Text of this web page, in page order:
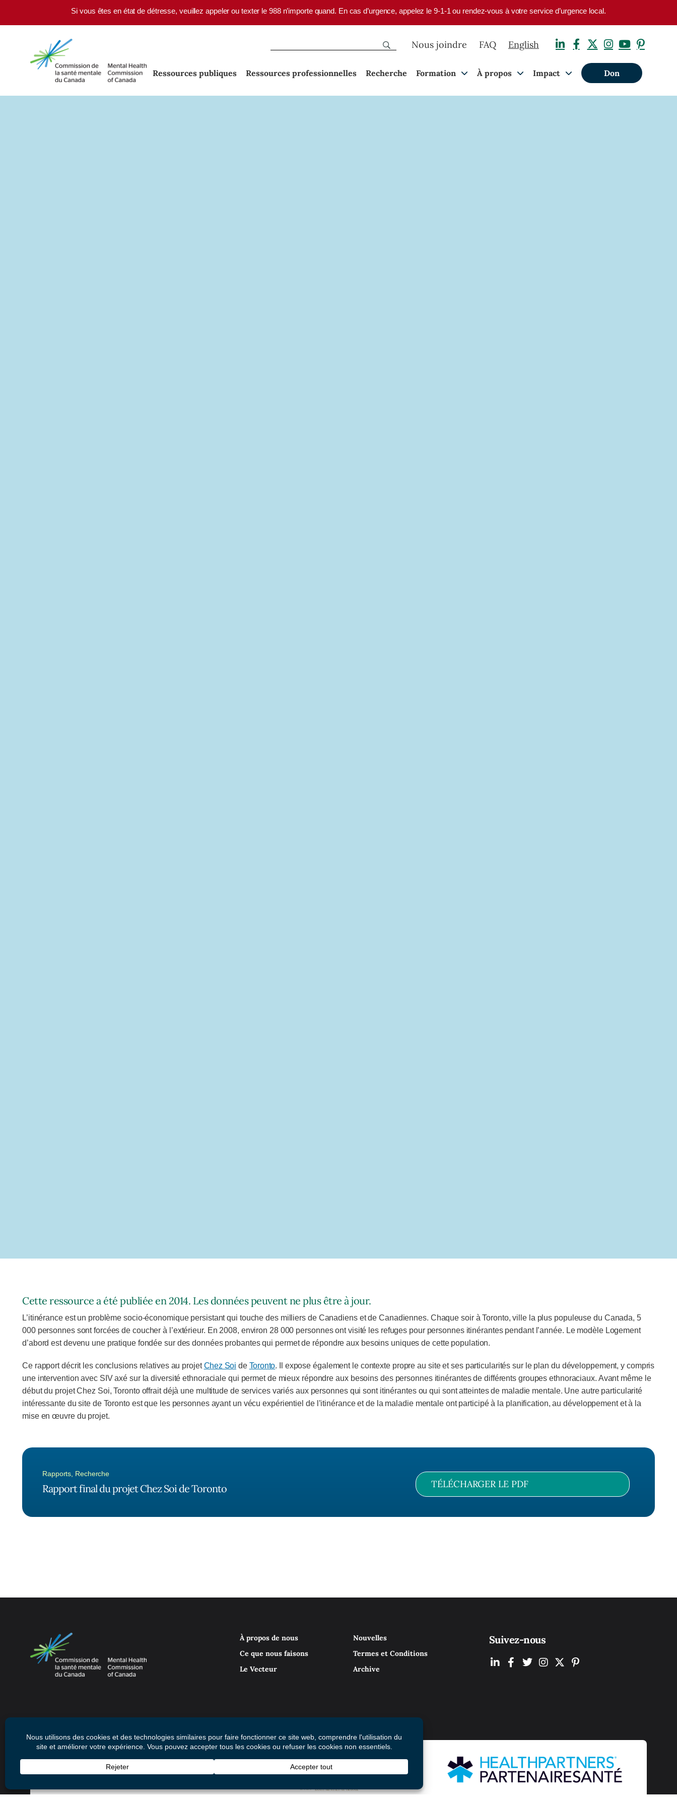
Skip to main contentSi vous êtes en état de détresse, veuillez appeler ou texter le 988 n’importe quand. En cas d’urgence, appelez le 9-1-1 ou rendez-vous à votre service d’urgence local.
Nous joindre FAQ English
Ressources publiques Ressources professionnelles Recherche Formation À propos Impact Don
Cette ressource a été publiée en 2014. Les données peuvent ne plus être à jour.
L’itinérance est un problème socio-économique persistant qui touche des milliers de Canadiens et de Canadiennes. Chaque soir à Toronto, ville la plus populeuse du Canada, 5
000 personnes sont forcées de coucher à l’extérieur. En 2008, environ 28 000 personnes ont visité les refuges pour personnes itinérantes pendant l’année. Le modèle Logement
d’abord est devenu une pratique fondée sur des données probantes qui permet de répondre aux besoins uniques de cette population.
Ce rapport décrit les conclusions relatives au projetChez Soi de Toronto. Il expose également le contexte propre au site et ses particularités sur le plan du développement, y compris
une intervention avec SIV axé sur la diversité ethnoraciale qui permet de mieux répondre aux besoins des personnes itinérantes de différents groupes ethnoraciaux. Avant même le
début du projet Chez Soi, Toronto offrait déjà une multitude de services variés aux personnes qui sont itinérantes ou qui sont atteintes de maladie mentale. Une autre particularité
intéressante du site de Toronto est que les personnes ayant un vécu expérientiel de l’itinérance et de la maladie mentale ont participé à la planification, au développement et à la
mise en œuvre du projet.
Rapports, Recherche
Rapport final du projet Chez Soi de Toronto TÉLÉCHARGER LE PDF
À propos de nous
Ce que nous faisons
Le Vecteur
Nouvelles
Termes et Conditions
Archive
Suivez-nous